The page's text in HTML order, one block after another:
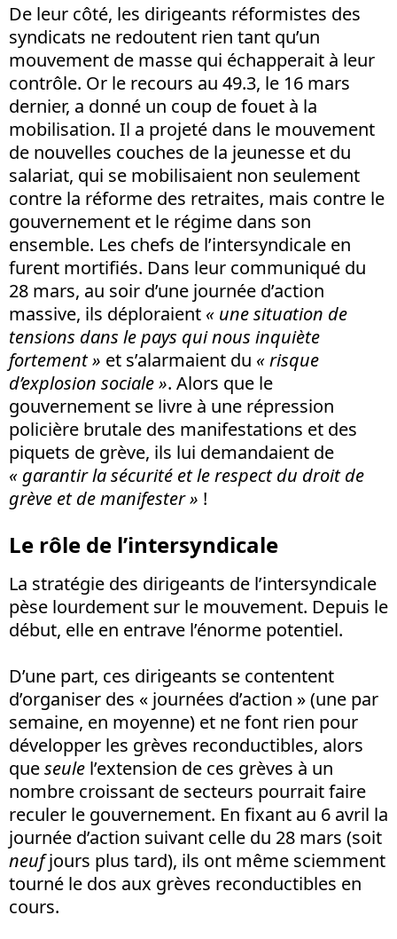
De leur côté, les dirigeants réformistes des
syndicats ne redoutent rien tant qu’un
mouvement de masse qui échapperait à leur
contrôle. Or le recours au 49.3, le 16 mars
dernier, a donné un coup de fouet à la
mobilisation. Il a projeté dans le mouvement
de nouvelles couches de la jeunesse et du
salariat, qui se mobilisaient non seulement
contre la réforme des retraites, mais contre le
gouvernement et le régime dans son
ensemble. Les chefs de l’intersyndicale en
furent mortifiés. Dans leur communiqué du
28 mars, au soir d’une journée d’action
massive, ils déploraient « une situation de
tensions dans le pays qui nous inquiète
fortement » et s’alarmaient du « risque
d’explosion sociale ». Alors que le
gouvernement se livre à une répression
policière brutale des manifestations et des
piquets de grève, ils lui demandaient de
« garantir la sécurité et le respect du droit de
grève et de manifester » !
Le rôle de l’intersyndicale
La stratégie des dirigeants de l’intersyndicale
pèse lourdement sur le mouvement. Depuis le
début, elle en entrave l’énorme potentiel.
D’une part, ces dirigeants se contentent
d’organiser des « journées d’action » (une par
semaine, en moyenne) et ne font rien pour
développer les grèves reconductibles, alors
queseule l’extension de ces grèves à un
nombre croissant de secteurs pourrait faire
reculer le gouvernement. En fixant au 6 avril la
journée d’action suivant celle du 28 mars (soit
neufjours plus tard), ils ont même sciemment
tourné le dos aux grèves reconductibles en
cours.